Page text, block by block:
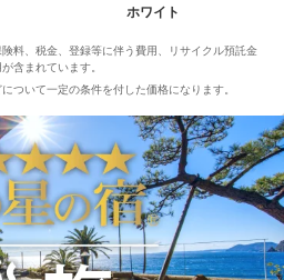
ホワイト
料、税金、登録等に伴う費用、リサイクル預託金
含まれています。
ついて一定の条件を付した価格になります。